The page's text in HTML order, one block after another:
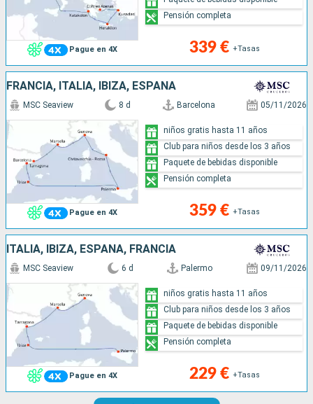
Pague en 4X 339 € +Tasas
Pensión completa
FRANCIA, ITALIA, IBIZA, ESPAÑA
Pague en 4X
MSC Seaview 8 d Barcelona 05/11/2026
359 € +Tasas
niños gratis hasta 11 años
Club para niños desde los 3 años
Paquete de bebidas disponible
Pensión completa
ITALIA, IBIZA, ESPAÑA, FRANCIA
Pague en 4X
MSC Seaview 6 d Palermo 09/11/2026
229 € +Tasas
niños gratis hasta 11 años
Club para niños desde los 3 años
Paquete de bebidas disponible
Pensión completa